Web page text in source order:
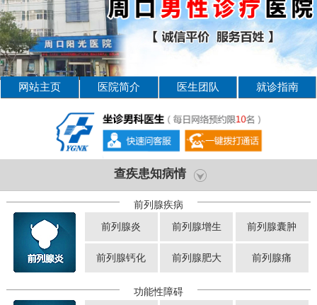
网站主页 医院简介 医生团队 就诊指南
查疾患知病情
前列腺疾病
前列腺炎 前列腺增生 前列腺囊肿
前列腺钙化 前列腺肥大 前列腺痛
功能性障碍